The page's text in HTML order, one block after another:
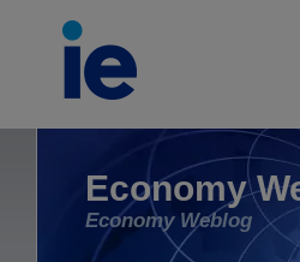
Economy
Economy Weblog